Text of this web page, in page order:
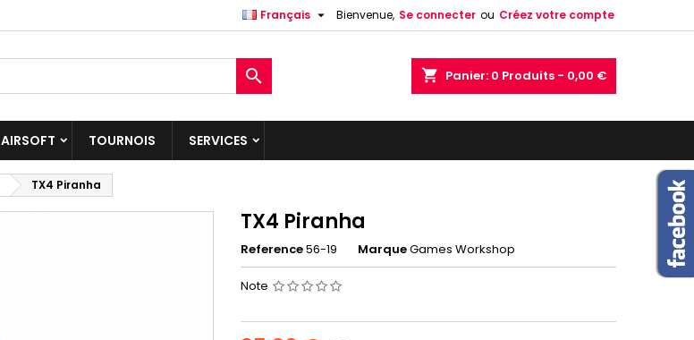
Bienvenue, Se connecter ou Créez votre compte
Français 
shopping_cart Panier: 0 Produits - 0,00 €

AIRSOFT TOURNOIS SERVICES
TX4 Piranha
TX4 Piranha
Reference56-19 MarqueGames Workshop
Note